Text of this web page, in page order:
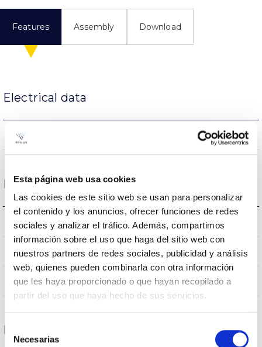
Esta página web usa cookies
Las cookies de este sitio web se usan para personalizar
el contenido y los anuncios, ofrecer funciones de redes
sociales y analizar el tráfico. Además, compartimos
información sobre el uso que haga del sitio web con
nuestros partners de redes sociales, publicidad y análisis
web, quienes pueden combinarla con otra información
que les haya proporcionado o que hayan recopilado a
partir del uso que haya hecho de sus servicios.
Selección
Necesarias
Features Assembly Download
Electrical data
NO
Dimensions and Mounting
Weight 0.5Kg
Measures 0x0x0mm
Linkable NO
Protections